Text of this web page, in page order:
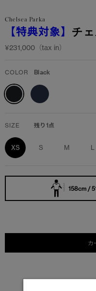
コレクション
コレクション
Chelsea Parka
【特典対象】 チ
¥231,000（tax in）
COLOR Black
SIZE 残り1点
XS S M L
158cm /
カ